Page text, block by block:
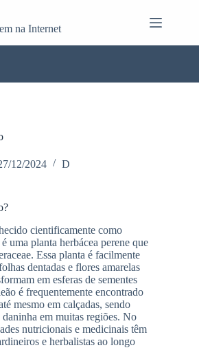
na Internet
12/2024 D
cientificamente como
uma planta herbácea perene que
Essa planta é facilmente
dentadas e flores amarelas
em esferas de sementes
é frequentemente encontrado
mesmo em calçadas, sendo
em muitas regiões. No
nutricionais e medicinais têm
e herbalistas ao longo